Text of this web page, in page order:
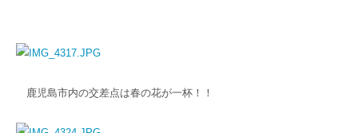
鹿児島市内の交差点は春の花が一杯！！